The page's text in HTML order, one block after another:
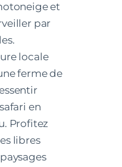
et
par
locale
ferme de
en
Profitez
libres